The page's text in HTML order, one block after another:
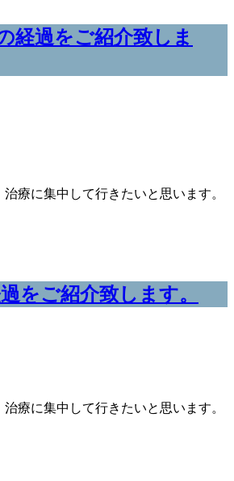
経過をご紹介致しま
療に集中して行きたいと思います。
をご紹介致します。
療に集中して行きたいと思います。